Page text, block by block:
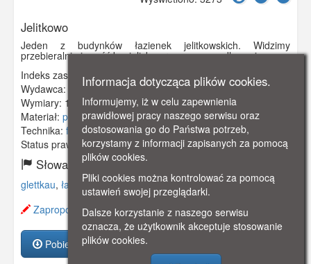
Jelitkowo
Jeden z budynków łazienek jelitkowskich. Widzimy
przebieralnię i część kąpieliska przeznaczoną dla mężczyzn.
Indeks zasobu: GSP01494
Wydawca:
P.Lemanczik, Oliva
Wymiary: 139 x 89 mm
Materiał: pocztówka
Technika: fotografia ręcznie kolorowana
Status prawny:Użycie Niekomercyjne
Słowa kluczowe:
glettkau, łazienki, kąpielisko,przebieralnia,
Zaproponuj zmianę opisu.
Pobierz zasób
Informacja dotycząca plików cookies.
Informujemy, iż w celu zapewnienia
prawidłowej pracy naszego serwisu oraz
dostosowania go do Państwa potrzeb,
korzystamy z informacji zapisanych za pomocą
plików cookies.
Pliki cookies można kontrolować za pomocą
ustawień swojej przeglądarki.
Dalsze korzystanie z naszego serwisu
oznacza, że użytkownik akceptuje stosowanie
plików cookies.